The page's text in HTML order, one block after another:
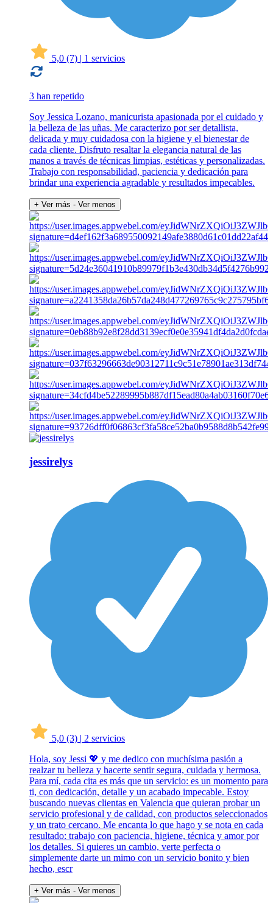
5,0 (7) | 1 servicios
3 han repetido
Soy Jessica Lozano, manicurista apasionada por el cuidado y
la belleza de las uñas. Me caracterizo por ser detallista,
delicada y muy cuidadosa con la higiene y el bienestar de
cada cliente. Disfruto resaltar la elegancia natural de las
manos a través de técnicas limpias, estéticas y personalizadas.
Trabajo con responsabilidad, paciencia y dedicación para
brindar una experiencia agradable y resultados impecables.
+ Ver más - Ver menos
jessirelys
5,0 (3) | 2 servicios
Hola, soy Jessi 💖 y me dedico con muchísima pasión a
realzar tu belleza y hacerte sentir segura, cuidada y hermosa.
Para mí, cada cita es más que un servicio: es un momento para
ti, con dedicación, detalle y un acabado impecable. Estoy
buscando nuevas clientas en Valencia que quieran probar un
servicio profesional y de calidad, con productos seleccionados
y un trato cercano. Me encanta lo que hago y se nota en cada
resultado: trabajo con paciencia, higiene, técnica y amor por
los detalles. Si quieres un cambio, verte perfecta o
simplemente darte un mimo con un servicio bonito y bien
hecho, escr
+ Ver más - Ver menos